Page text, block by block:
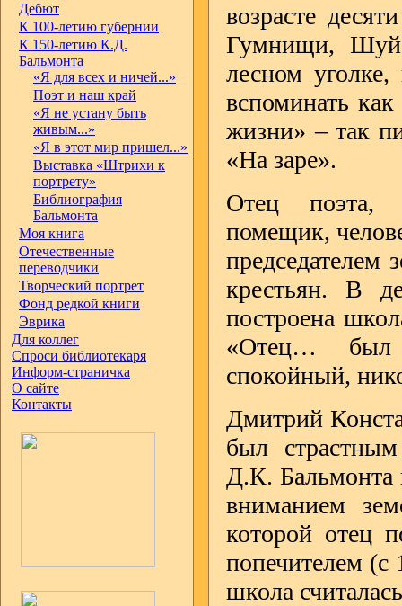
Дебют
К 100-летию губернии
К 150-летию К.Д.
Бальмонта
«Я для всех и ничей...»
Поэт и наш край
«Я не устану быть
живым...»
«Я в этот мир пришел...»
Выставка «Штрихи к
портрету»
Библиография
Бальмонта
Моя книга
Отечественные
переводчики
Творческий портрет
Фонд редкой книги
Эврика
Для коллег
Спроси библиотекаря
Информ-страничка
О сайте
Контакты
возрасте
Гумнищи,
лесном
вспоминать
жизни» – так
«На заре».
Отец поэта,
помещик,
председателем
крестьян. В
построена
«Отец… был
спокойный,
Дмитрий
был страстным
Д.К. Бальмонта
вниманием
которой отец
попечителем
школа